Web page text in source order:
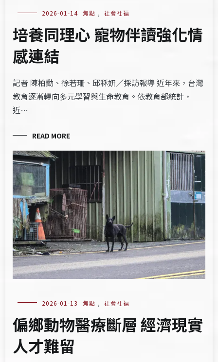
2026-01-14 焦點 , 社會社福
培養同理心 寵物伴讀強化情
感連結
記者 陳柏勳、徐若珊、邱秝妍／採訪報導 近年來，台灣
教育逐漸轉向多元學習與生命教育。依教育部統計，
近…
READ MORE
2026-01-13 焦點 , 社會社福
偏鄉動物醫療斷層 經濟現實
人才難留